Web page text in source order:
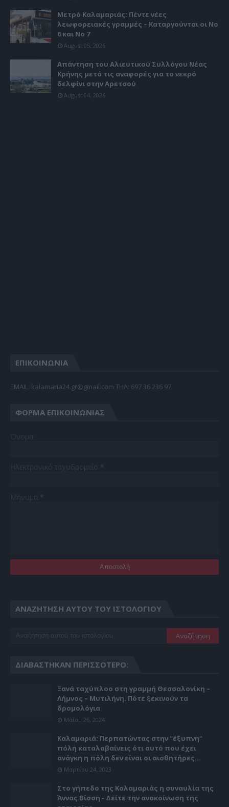
Μετρό Καλαμαριάς: Πέντε νέες
λεωφορειακές γραμμές – Καταργούνται οι Νο
6 και Νο 7
August 05, 2026
Απάντηση του Αλιευτικού Συλλόγου Νέας
Κρήνης μετά τις αναφορές για το νεκρό
δελφίνι στην Αρετσού
August 04, 2026
ΕΠΙΚΟΙΝΩΝΙΑ
EMAIL: kalamaria24.gr@gmail.com TΗΛ: 697 36 236 97
ΦΌΡΜΑ ΕΠΙΚΟΙΝΩΝΊΑΣ
ΑΝΑΖΉΤΗΣΗ ΑΥΤΟΎ ΤΟΥ ΙΣΤΟΛΟΓΊΟΥ
ΔΙΑΒΆΣΤΗΚΑΝ ΠΕΡΙΣΣΌΤΕΡΟ:
Ξανά ταχύπλοο στη γραμμή Θεσσαλονίκη –
Λήμνος – Μυτιλήνη. Πότε ξεκινούν τα
δρομολόγια
Μαΐου 26, 2024
Καλαμαριά: Περπατώντας στην "έξυπνη"
πόλη καταλαβαίνεις ότι αυτό που έχει
ανάγκη η πόλη δεν είναι οι αισθητήρες...
Μαρτίου 24, 2023
Στο γήπεδο της Καλαμαριάς η συναυλία της
Άννας Βίσση - Δείτε την ανακοίνωση της